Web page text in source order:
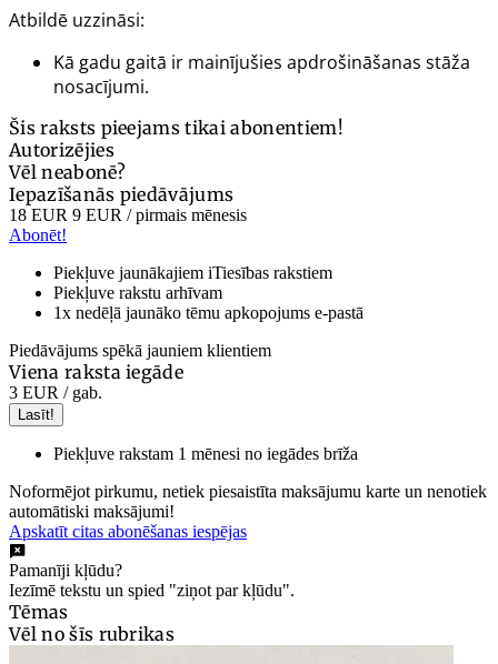
Atbildē uzzināsi:
Kā gadu gaitā ir mainījušies apdrošināšanas stāža
nosacījumi.
Šis raksts pieejams tikai abonentiem!
Autorizējies
Vēl neabonē?
Iepazīšanās piedāvājums
18 EUR 9 EUR / pirmais mēnesis
Abonēt!
Piekļuve jaunākajiem iTiesības rakstiem
Piekļuve rakstu arhīvam
1x nedēļā jaunāko tēmu apkopojums e-pastā
Piedāvājums spēkā jauniem klientiem
Viena raksta iegāde
3 EUR / gab.
Lasīt!
Piekļuve rakstam 1 mēnesi no iegādes brīža
Noformējot pirkumu, netiek piesaistīta maksājumu karte un nenotiek
automātiski maksājumi!
Apskatīt citas abonēšanas iespējas
Pamanīji kļūdu?
Iezīmē tekstu un spied "ziņot par kļūdu".
Tēmas
Vēl no šīs rubrikas